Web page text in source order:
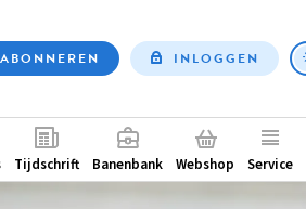
ABONNEREN INLOGGEN
Tijdschrift Banenbank Webshop Service